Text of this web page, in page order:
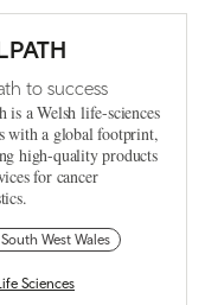
to success
is a Welsh life-sciences
with a global footprint,
high-quality products
for cancer
West Wales
Sciences